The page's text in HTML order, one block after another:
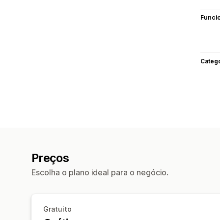
Preços
Escolha o plano ideal para o negócio.
Gratuito